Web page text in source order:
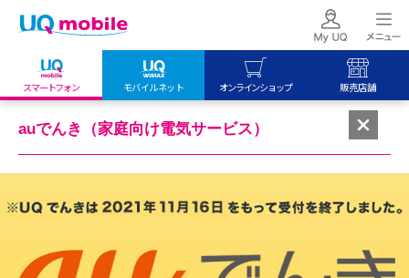
スマートフォン モバイルネット オンラインショップ 販売店舗
my UQ WiMAX
UQ WiMAX ご契約の方
My UQ mobile
UQ mobile ご契約の方
データチャージサイト
UQ mobile
オンラインショップ
UQ WiMAX
オンラインショップ
UQ mobile
販売店舗
UQ WiMAX
販売店舗
auでんき（家庭向け電気サービス）